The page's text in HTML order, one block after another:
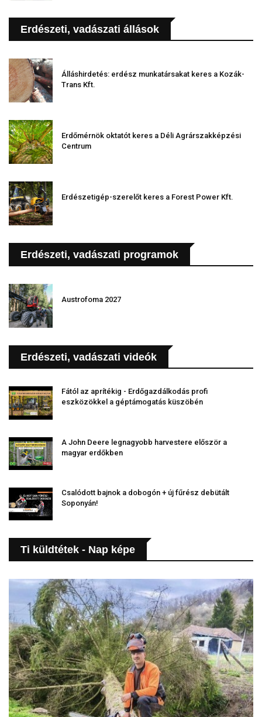
Erdészeti, vadászati állások
Álláshirdetés: erdész munkatársakat keres a Kozák-
Trans Kft.
Erdőmérnök oktatót keres a Déli Agrárszakképzési
Centrum
Erdészetigép-szerelőt keres a Forest Power Kft.
Erdészeti, vadászati programok
Austrofoma 2027
Erdészeti, vadászati videók
Fától az aprítékig - Erdőgazdálkodás profi
eszközökkel a géptámogatás küszöbén
A John Deere legnagyobb harvestere először a
magyar erdőkben
Csalódott bajnok a dobogón + új fűrész debütált
Soponyán!
Ti küldtétek - Nap képe